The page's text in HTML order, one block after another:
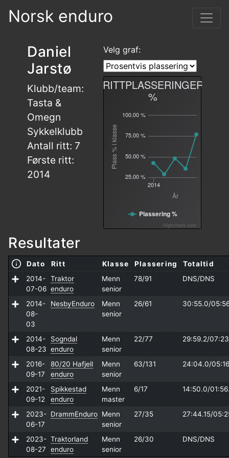
Norsk enduro
Daniel
Jarstø
Klubb/team:
Tasta &
Omegn
Sykkelklubb
Antall ritt: 7
Første ritt:
2014
Velg graf:
År
Plass % i klasse
RITTPLASSERINGER
%
2014
25.00 %
50.00 %
75.00 %
100.00 %
Plassering %
Highcharts.com
Resultater
Dato Ritt Klasse Plassering
Totaltid
2014-
07-06
Traktor
enduro
Menn
senior
78/91 DNS/DNS
2014-
08-
03
NesbyEnduro
Menn
senior
26/61 30:55.0/
2014-
08-23
Sogndal
enduro
Menn
senior
22/77 29:59.2/
2016-
09-17
80/20 Hafjell
enduro
Menn
senior
63/131 24:04.0/
2021-
09-12
Spikkestad
enduro
Menn
master
6/17 14:50.0/
2023-
06-17
DrammEnduro Menn
senior
27/35 27:44.15/
2023-
08-27
Traktorland
enduro
Menn
senior
26/30 DNS/DNS